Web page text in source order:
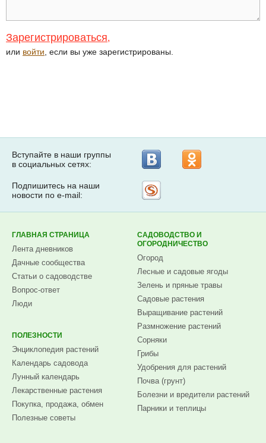
Зарегистрироваться,
или войти, если вы уже зарегистрированы.
Вступайте в наши группы
в социальных сетях:
Подпишитесь на наши
новости по e-mail:
ГЛАВНАЯ СТРАНИЦА
Лента дневников
Дачные сообщества
Статьи о садоводстве
Вопрос-ответ
Люди
ПОЛЕЗНОСТИ
Энциклопедия растений
Календарь садовода
Лунный календарь
Лекарственные растения
Покупка, продажа, обмен
Полезные советы
САДОВОДСТВО И
ОГОРОДНИЧЕСТВО
Огород
Лесные и садовые ягоды
Зелень и пряные травы
Садовые растения
Выращивание растений
Размножение растений
Сорняки
Грибы
Удобрения для растений
Почва (грунт)
Болезни и вредители растений
Парники и теплицы